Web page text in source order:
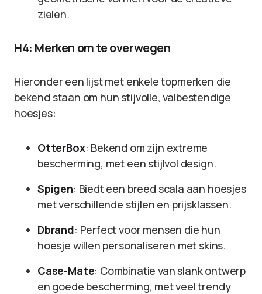
zielen.
H4: Merken om te overwegen
Hieronder een lijst met enkele topmerken die
bekend staan om hun stijvolle, valbestendige
hoesjes:
OtterBox: Bekend om zijn extreme
bescherming, met een stijlvol design.
Spigen: Biedt een breed scala aan hoesjes
met verschillende stijlen en prijsklassen.
Dbrand: Perfect voor mensen die hun
hoesje willen personaliseren met skins.
Case-Mate: Combinatie van slank ontwerp
en goede bescherming, met veel trendy